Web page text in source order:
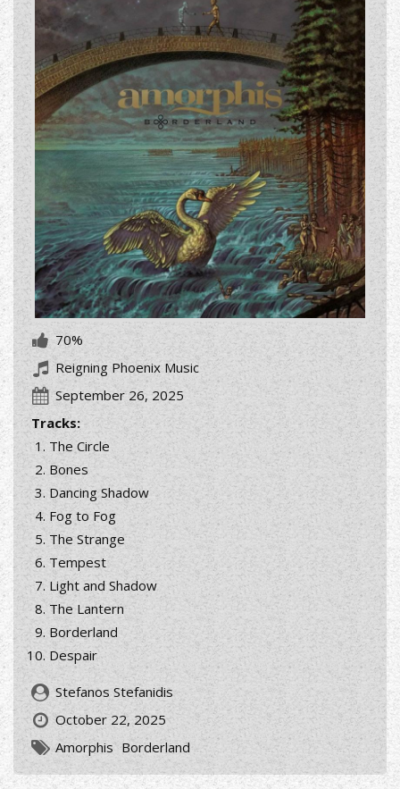
70%
Reigning Phoenix Music
September 26, 2025
Tracks:
The Circle
Bones
Dancing Shadow
Fog to Fog
The Strange
Tempest
Light and Shadow
The Lantern
Borderland
Despair
Stefanos Stefanidis
October 22, 2025
Amorphis Borderland